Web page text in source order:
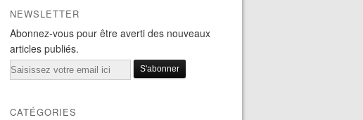
NEWSLETTER
Abonnez-vous pour être averti des nouveaux
articles publiés.
Email
CATÉGORIES